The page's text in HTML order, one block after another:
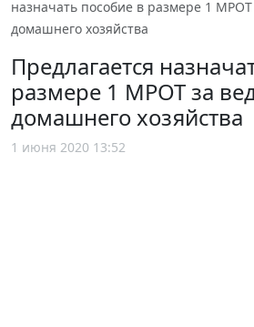
назначать пособие в размере 1
домашнего хозяйства
Предлагается
размере 1 МРОТ за
домашнего хозяйства
1 июня 2020 13:52